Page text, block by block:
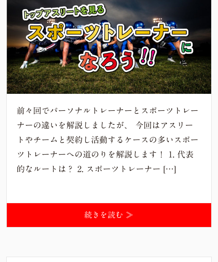
前々回でパーソナルトレーナーとスポーツトレー
ナーの違いを解説しましたが、 今回はアスリー
トやチームと契約し活動するケースの多いスポー
ツトレーナーへの道のりを解説します！ 1. 代表
的なルートは？ 2. スポーツトレーナー […]
続きを読む ≫